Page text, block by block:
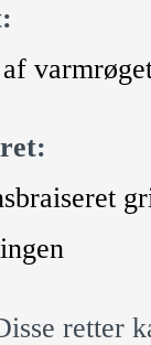
retter